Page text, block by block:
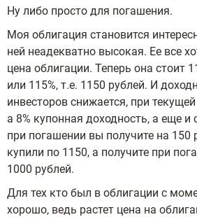
Ну либо просто для погашения.
Моя облигация становится
ней неадекватно высокая. Ее все
цена облигации. Теперь она стоит
или 115%, т.е. 1150 рублей. И
инвесторов снижается, при
а 8% купонная доходность, а еще и
при погашении вы получите на 150
купили по 1150, а получите при
1000 рублей.
Для тех кто был в облигации с
хорошо, ведь растет цена на